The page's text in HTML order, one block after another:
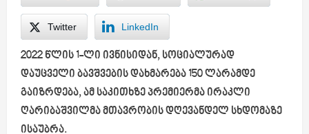
Twitter LinkedIn
2022 წლის 1-ლი ივნისიდან, სოციალურად
დაუცველი ბავშვების დახმარება 150 ლარამდე
გაიზრდება, ამ საკითხზე პრემიერმა ირაკლი
ღარიბაშვილმა მთავრობის დღევანდელ სხდომაზე
ისაუბრა.